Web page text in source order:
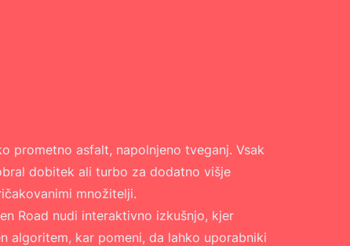
prometno asfalt, napolnjeno tveganj. Vsak
dobitek ali turbo za dodatno višje
množitelji.
Road nudi interaktivno izkušnjo, kjer
algoritem, kar pomeni, da lahko uporabniki